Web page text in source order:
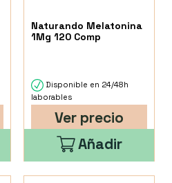
Naturando Melatonina
1Mg 120 Comp
Disponible en 24/48h
laborables
Ver precio
Añadir